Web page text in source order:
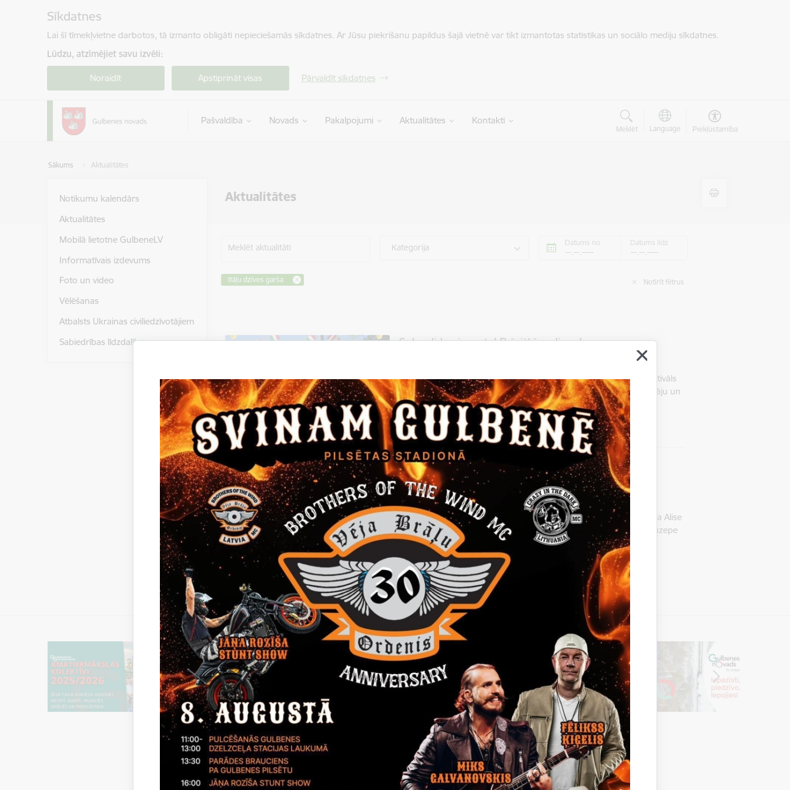
Sīkdatnes
Lai šī tīmekļvietne darbotos, tā izmanto obligāti nepieciešamās sīkdatnes. Ar Jūsu piekrišanu papildus šajā vietnē var tikt izmantotas statistikas un sociālo mediju sīkdatnes.
Lūdzu, atzīmējiet savu izvēli:
Noraidīt Apstiprināt visas Pārvaldīt sīkdatnes
Pašvaldība Novads Pakalpojumi Aktualitātes Kontakti
Meklēt Language Piekļūstamība
Sākums Aktualitātes
Aktualitātes
Notikumu kalendārs
Aktualitātes
Mobilā lietotne GulbeneLV
Informatīvais izdevums
Foto un video
Vēlēšanas
Atbalsts Ukrainas civiliedzīvotājiem
Sabiedrības līdzdalība
Meklēt aktualitāti Kategorija Datums no Datums līdz
Itāļu dzīves garša Notīrīt filtrus
Splendida giornata! Brīnišķīga diena!
2026. gada 22. augustā Stāmerienas pilī norisināsies kultūras festivāls
"Itāļu dzīves garša", kurā gaidīsim ikvienu kultūras, mākslas cienītāju un
gardēžus. Stāmerienas pils stāsti savijušies ar…
Itāļu dzīves garša Sabiedrība
24.augusts - “ITĀĻU DZĪVES GARŠA” jau trešo reizi
Stāmerienā
21.08.2024.
1923.gada 24.augustā Rīgā Stāmerienas pils baronese Aleksandra Alise
fon Volfa apprecējās ar Džuzepi Tomazi di Lampedūzu. Dons Džuzepe
Marija Fabricio Salvatore Stefāno Vitorio Tomazi, Lampedūzas…
Kultūras aktualitātes Stāmerienas pils Itāļu dzīves garša
Vai šī informācija bija noderīga?